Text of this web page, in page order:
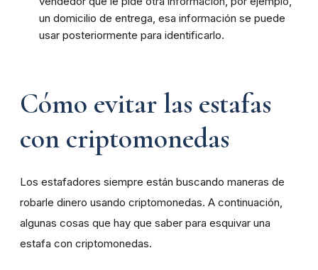
un domicilio de entrega, esa información se puede
usar posteriormente para identificarlo.
Cómo evitar las estafas
con criptomonedas
Los estafadores siempre están buscando maneras de
robarle dinero usando criptomonedas. A continuación,
algunas cosas que hay que saber para esquivar una
estafa con criptomonedas.